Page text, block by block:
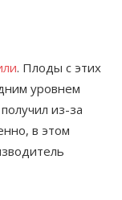
. Плоды с этих
уровнем
из-за
в этом